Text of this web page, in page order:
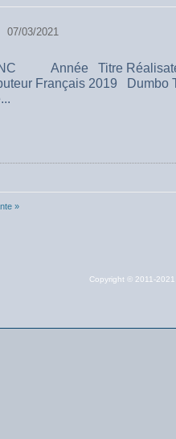
07/03/2021
: NC Année Titre
Français 2019
»
Copyright © 2011-